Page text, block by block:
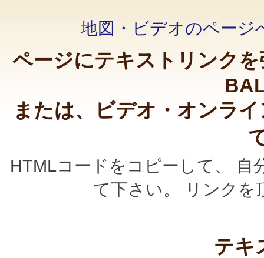
地図・ビデオのページ
ページにテキストリンク
または、ビデオ・オンラ
HTMLコードをコピーして、
て下さい。 リンクを
テキ